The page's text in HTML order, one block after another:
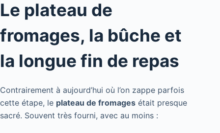
Le plateau de
fromages, la bûche et
la longue fin de repas
Contrairement à aujourd’hui où l’on zappe parfois
cette étape, le plateau de fromages était presque
sacré. Souvent très fourni, avec au moins :